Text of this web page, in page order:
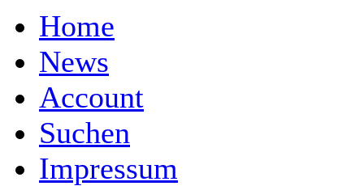
Home
News
Account
Suchen
Impressum